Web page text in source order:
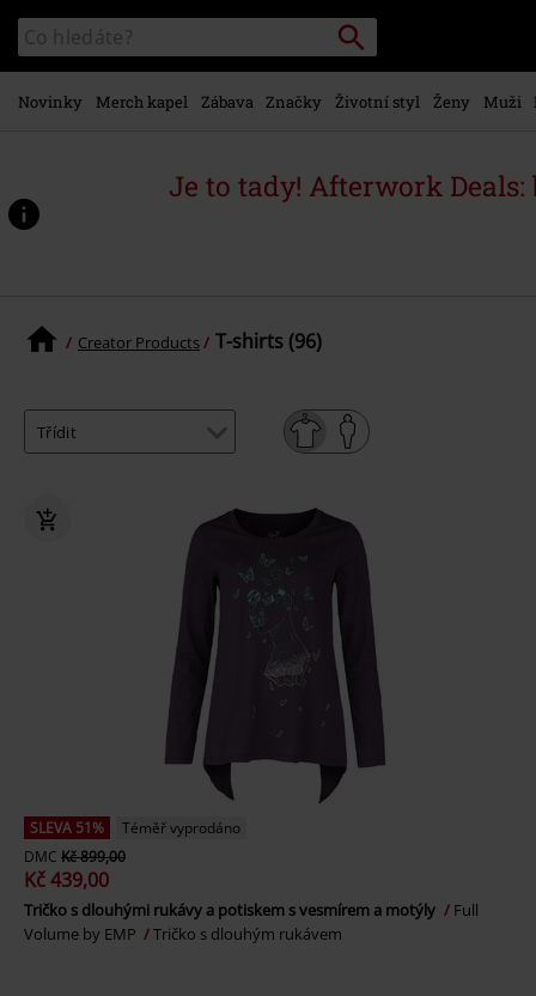
hlavnímu
obsahu
Katalog
vyhledávání
Vyhledávání
Novinky Merch kapel Zábava Značky Životní styl Ženy Muži
Je to tady! Afterwork
Creator Products T-shirts (96)
SLEVA 51%
Téměř vyprodáno
DMC Kč 899,00
Kč 439,00
Tričko s dlouhými rukávy a potiskem s vesmírem a motýly
Full
Volume by EMP
Tričko s dlouhým rukávem